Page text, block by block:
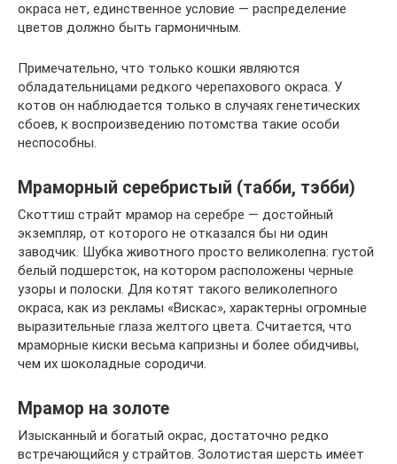
окраса нет, единственное условие — распределение
цветов должно быть гармоничным.
Примечательно, что только кошки являются
обладательницами редкого черепахового окраса. У
котов он наблюдается только в случаях генетических
сбоев, к воспроизведению потомства такие особи
неспособны.
Мраморный серебристый (табби, тэбби)
Скоттиш страйт мрамор на серебре — достойный
экземпляр, от которого не отказался бы ни один
заводчик. Шубка животного просто великолепна: густой
белый подшерсток, на котором расположены черные
узоры и полоски. Для котят такого великолепного
окраса, как из рекламы «Вискас», характерны огромные
выразительные глаза желтого цвета. Считается, что
мраморные киски весьма капризны и более обидчивы,
чем их шоколадные сородичи.
Мрамор на золоте
Изысканный и богатый окрас, достаточно редко
встречающийся у страйтов. Золотистая шерсть имеет